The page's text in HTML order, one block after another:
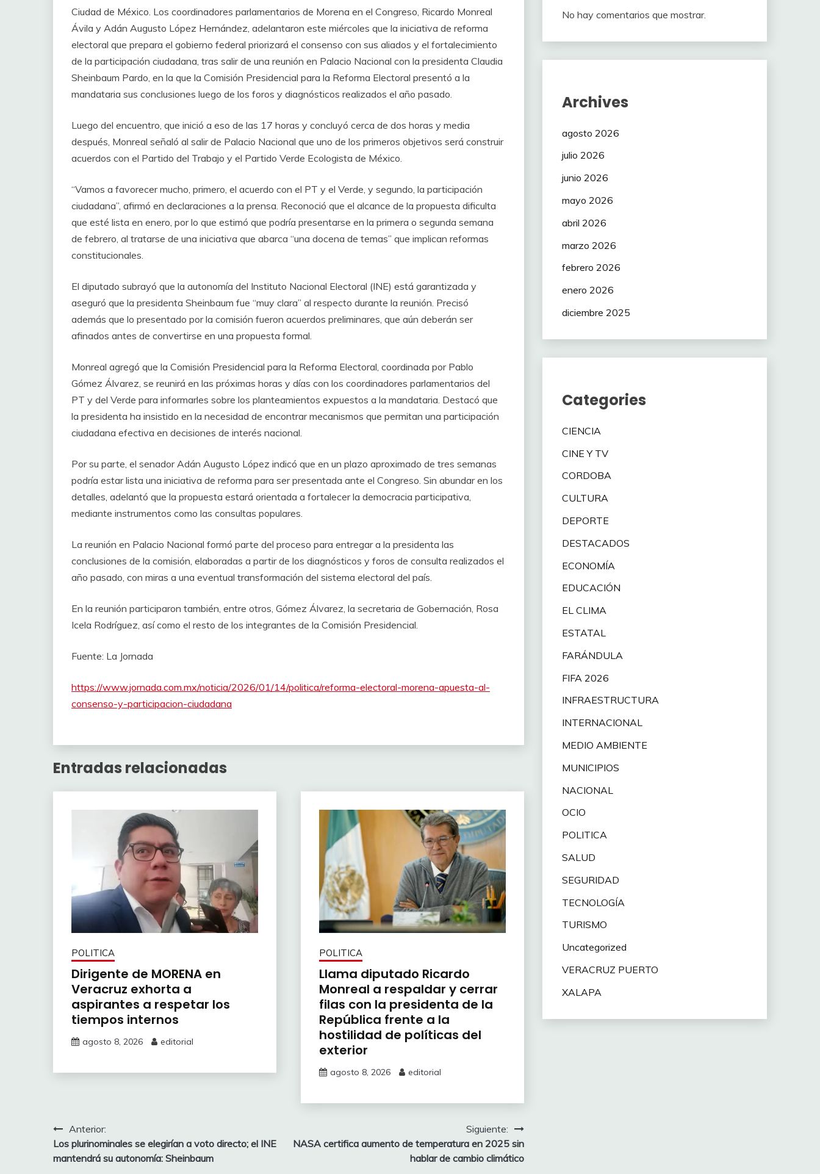
Ciudad de México. Los coordinadores parlamentarios de Morena en el Congreso, Ricardo Monreal
Ávila y Adán Augusto López Hernández, adelantaron este miércoles que la iniciativa de reforma
electoral que prepara el gobierno federal priorizará el consenso con sus aliados y el fortalecimiento
de la participación ciudadana, tras salir de una reunión en Palacio Nacional con la presidenta Claudia
Sheinbaum Pardo, en la que la Comisión Presidencial para la Reforma Electoral presentó a la
mandataria sus conclusiones luego de los foros y diagnósticos realizados el año pasado.
Luego del encuentro, que inició a eso de las 17 horas y concluyó cerca de dos horas y media
después, Monreal señaló al salir de Palacio Nacional que uno de los primeros objetivos será construir
acuerdos con el Partido del Trabajo y el Partido Verde Ecologista de México.
“Vamos a favorecer mucho, primero, el acuerdo con el PT y el Verde, y segundo, la participación
ciudadana”, afirmó en declaraciones a la prensa. Reconoció que el alcance de la propuesta dificulta
que esté lista en enero, por lo que estimó que podría presentarse en la primera o segunda semana
de febrero, al tratarse de una iniciativa que abarca “una docena de temas” que implican reformas
constitucionales.
El diputado subrayó que la autonomía del Instituto Nacional Electoral (INE) está garantizada y
aseguró que la presidenta Sheinbaum fue “muy clara” al respecto durante la reunión. Precisó
además que lo presentado por la comisión fueron acuerdos preliminares, que aún deberán ser
afinados antes de convertirse en una propuesta formal.
Monreal agregó que la Comisión Presidencial para la Reforma Electoral, coordinada por Pablo
Gómez Álvarez, se reunirá en las próximas horas y días con los coordinadores parlamentarios del
PT y del Verde para informarles sobre los planteamientos expuestos a la mandataria. Destacó que
la presidenta ha insistido en la necesidad de encontrar mecanismos que permitan una participación
ciudadana efectiva en decisiones de interés nacional.
Por su parte, el senador Adán Augusto López indicó que en un plazo aproximado de tres semanas
podría estar lista una iniciativa de reforma para ser presentada ante el Congreso. Sin abundar en los
detalles, adelantó que la propuesta estará orientada a fortalecer la democracia participativa,
mediante instrumentos como las consultas populares.
La reunión en Palacio Nacional formó parte del proceso para entregar a la presidenta las
conclusiones de la comisión, elaboradas a partir de los diagnósticos y foros de consulta realizados el
año pasado, con miras a una eventual transformación del sistema electoral del país.
En la reunión participaron también, entre otros, Gómez Álvarez, la secretaria de Gobernación, Rosa
Icela Rodríguez, así como el resto de los integrantes de la Comisión Presidencial.
Fuente: La Jornada
https://www.jornada.com.mx/noticia/2026/01/14/politica/reforma-electoral-morena-apuesta-al-
consenso-y-participacion-ciudadana
Entradas relacionadas
POLITICA
Dirigente de MORENA en
Veracruz exhorta a
aspirantes a respetar los
tiempos internos
agosto 8, 2026 editorial
POLITICA
Llama diputado Ricardo
Monreal a respaldar y cerrar
filas con la presidenta de la
República frente a la
hostilidad de políticas del
exterior
agosto 8, 2026 editorial
Navegación
de
Anterior:
Los plurinominales se elegirían a voto directo; el INE
mantendrá su autonomía: Sheinbaum
Siguiente:
NASA certifica aumento de temperatura en 2025 sin
hablar de cambio climático
No hay comentarios que mostrar.
Archives
agosto 2026
julio 2026
junio 2026
mayo 2026
abril 2026
marzo 2026
febrero 2026
enero 2026
diciembre 2025
Categories
CIENCIA
CINE Y TV
CORDOBA
CULTURA
DEPORTE
DESTACADOS
ECONOMÍA
EDUCACIÓN
EL CLIMA
ESTATAL
FARÁNDULA
FIFA 2026
INFRAESTRUCTURA
INTERNACIONAL
MEDIO AMBIENTE
MUNICIPIOS
NACIONAL
OCIO
POLITICA
SALUD
SEGURIDAD
TECNOLOGÍA
TURISMO
Uncategorized
VERACRUZ PUERTO
XALAPA